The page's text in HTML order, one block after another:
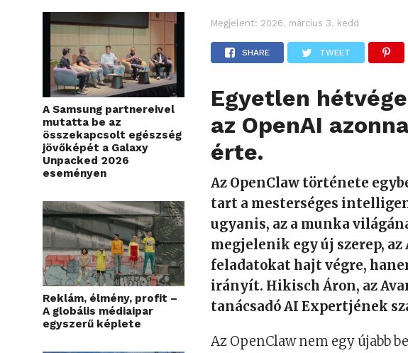
A Samsung partnereivel
mutatta be az
összekapcsolt egészség
jövőképét a Galaxy
Unpacked 2026
eseményen
Reklám, élmény, profit –
A globális médiaipar
egyszerű képlete
Megjelent: 2026. március 3. kedd
SHARE TWEET
Egyetlen
az OpenAI
érte.
Az OpenClaw története
tart a mesterséges
ugyanis, az a munka
megjelenik egy új szerep,
feladatokat hajt végre,
irányít. Hikisch Áron, az
tanácsadó AI Expertjének
Az OpenClaw nem egy újabb